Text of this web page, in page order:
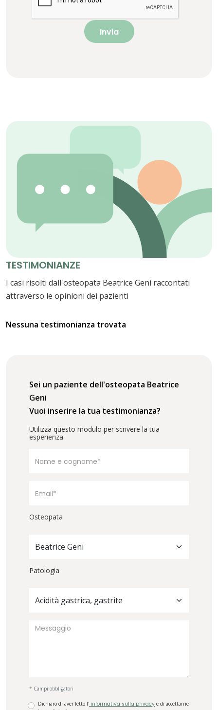
Invia
TESTIMONIANZE
I casi risolti dall'osteopata Beatrice Geni raccontati
attraverso le opinioni dei pazienti
Nessuna testimonianza trovata
Sei un paziente dell'osteopata Beatrice
Geni
Vuoi inserire la tua testimonianza?
Utilizza questo modulo per scrivere la tua
esperienza
Osteopata
Beatrice Geni
Patologia
Acidità gastrica, gastrite
* Campi obbligatori
Dichiaro di aver letto l' informativa sulla privacy e di accettarne